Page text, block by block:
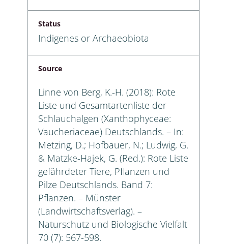
Status
Indigenes or Archaeobiota
Source
Linne von Berg, K.-H. (2018): Rote
Liste und Gesamtartenliste der
Schlauchalgen (Xanthophyceae:
Vaucheriaceae) Deutschlands. – In:
Metzing, D.; Hofbauer, N.; Ludwig, G.
& Matzke-Hajek, G. (Red.): Rote Liste
gefährdeter Tiere, Pflanzen und
Pilze Deutschlands. Band 7:
Pflanzen. – Münster
(Landwirtschaftsverlag). –
Naturschutz und Biologische Vielfalt
70 (7): 567-598.